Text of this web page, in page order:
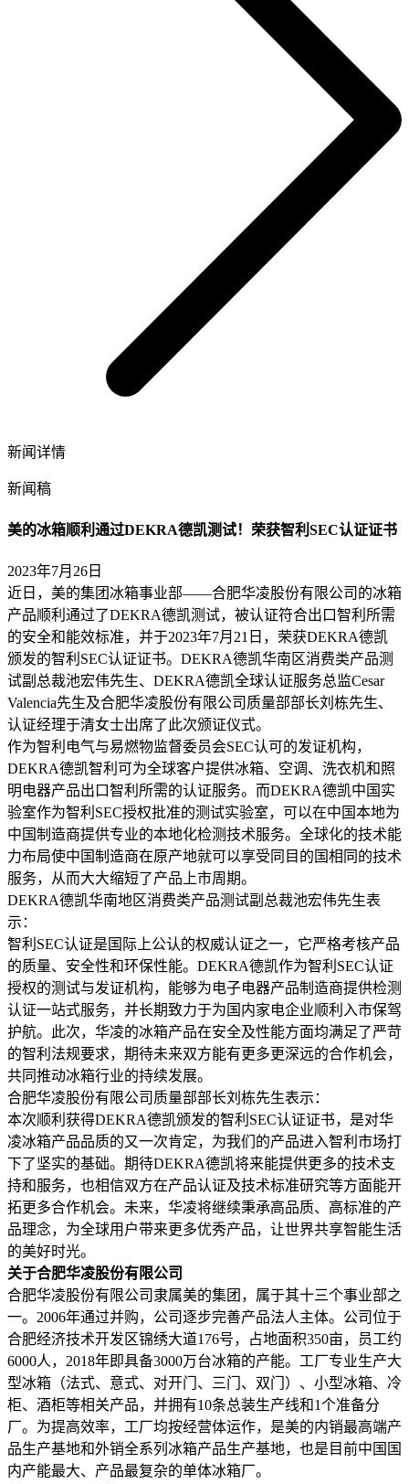
新闻详情
新闻稿
美的冰箱顺利通过DEKRA德凯测试！荣获智利SEC认证证书
2023年7月26日
近日，美的集团冰箱事业部——合肥华凌股份有限公司的冰箱
产品顺利通过了DEKRA德凯测试，被认证符合出口智利所需
的安全和能效标准，并于2023年7月21日，荣获DEKRA德凯
颁发的智利SEC认证证书。DEKRA德凯华南区消费类产品测
试副总裁池宏伟先生、DEKRA德凯全球认证服务总监Cesar
Valencia先生及合肥华凌股份有限公司质量部部长刘栋先生、
认证经理于清女士出席了此次颁证仪式。
作为智利电气与易燃物监督委员会SEC认可的发证机构，
DEKRA德凯智利可为全球客户提供冰箱、空调、洗衣机和照
明电器产品出口智利所需的认证服务。而DEKRA德凯中国实
验室作为智利SEC授权批准的测试实验室，可以在中国本地为
中国制造商提供专业的本地化检测技术服务。全球化的技术能
力布局使中国制造商在原产地就可以享受同目的国相同的技术
服务，从而大大缩短了产品上市周期。
DEKRA德凯华南地区消费类产品测试副总裁池宏伟先生表
示：
智利SEC认证是国际上公认的权威认证之一，它严格考核产品
的质量、安全性和环保性能。DEKRA德凯作为智利SEC认证
授权的测试与发证机构，能够为电子电器产品制造商提供检测
认证一站式服务，并长期致力于为国内家电企业顺利入市保驾
护航。此次，华凌的冰箱产品在安全及性能方面均满足了严苛
的智利法规要求，期待未来双方能有更多更深远的合作机会，
共同推动冰箱行业的持续发展。
合肥华凌股份有限公司质量部部长刘栋先生表示：
本次顺利获得DEKRA德凯颁发的智利SEC认证证书，是对华
凌冰箱产品品质的又一次肯定，为我们的产品进入智利市场打
下了坚实的基础。期待DEKRA德凯将来能提供更多的技术支
持和服务，也相信双方在产品认证及技术标准研究等方面能开
拓更多合作机会。未来，华凌将继续秉承高品质、高标准的产
品理念，为全球用户带来更多优秀产品，让世界共享智能生活
的美好时光。
关于合肥华凌股份有限公司
合肥华凌股份有限公司隶属美的集团，属于其十三个事业部之
一。2006年通过并购，公司逐步完善产品法人主体。公司位于
合肥经济技术开发区锦绣大道176号，占地面积350亩，员工约
6000人，2018年即具备3000万台冰箱的产能。工厂专业生产大
型冰箱（法式、意式、对开门、三门、双门）、小型冰箱、冷
柜、酒柜等相关产品，并拥有10条总装生产线和1个准备分
厂。为提高效率，工厂均按经营体运作，是美的内销最高端产
品生产基地和外销全系列冰箱产品生产基地，也是目前中国国
内产能最大、产品最复杂的单体冰箱厂。